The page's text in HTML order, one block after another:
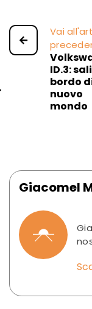
Vai
ID.3:
bordo
nuovo
mondo
Giacomel